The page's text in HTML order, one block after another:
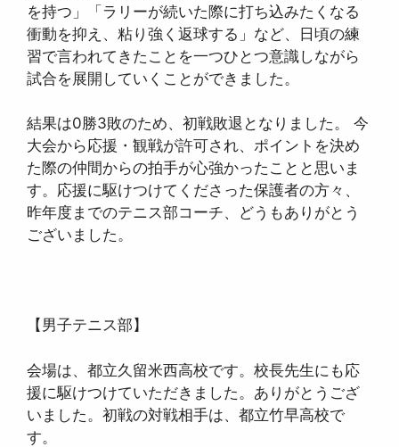
を持つ」「ラリーが続いた際に打ち込みたくなる
衝動を抑え、粘り強く返球する」など、日頃の練
習で言われてきたことを一つひとつ意識しながら
試合を展開していくことができました。
結果は0勝3敗のため、初戦敗退となりました。 今
大会から応援・観戦が許可され、ポイントを決め
た際の仲間からの拍手が心強かったことと思いま
す。応援に駆けつけてくださった保護者の方々、
昨年度までのテニス部コーチ、どうもありがとう
ございました。
【男子テニス部】
会場は、都立久留米西高校です。校長先生にも応
援に駆けつけていただきました。ありがとうござ
いました。初戦の対戦相手は、都立竹早高校で
す。